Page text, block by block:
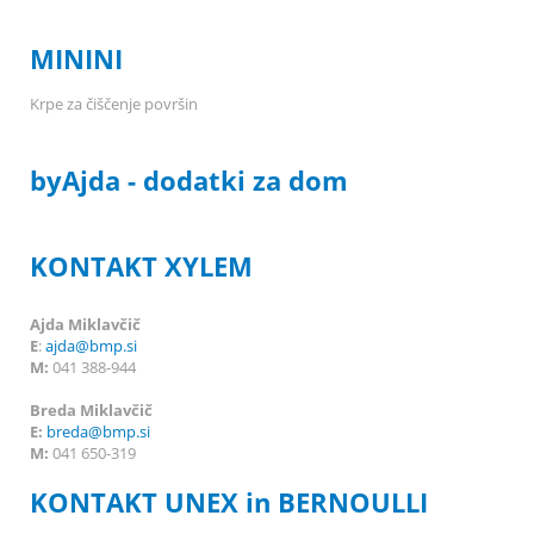
MININI
Krpe za čiščenje površin
byAjda - dodatki za dom
KONTAKT XYLEM
Ajda Miklavčič
E:ajda@bmp.si
M: 041 388-944
Breda Miklavčič
E: breda@bmp.si
M: 041 650-319
KONTAKT UNEX in BERNOULLI